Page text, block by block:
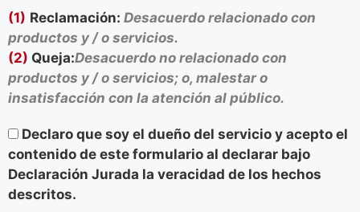
(1) Reclamación: Desacuerdo relacionado con
productos y / o servicios.
(2) Queja:Desacuerdo no relacionado con
productos y / o servicios; o, malestar o
insatisfacción con la atención al público.
Declaro que soy el dueño del servicio y acepto el
contenido de este formulario al declarar bajo
Declaración Jurada la veracidad de los hechos
descritos.